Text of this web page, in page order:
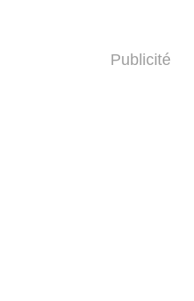
Publicité